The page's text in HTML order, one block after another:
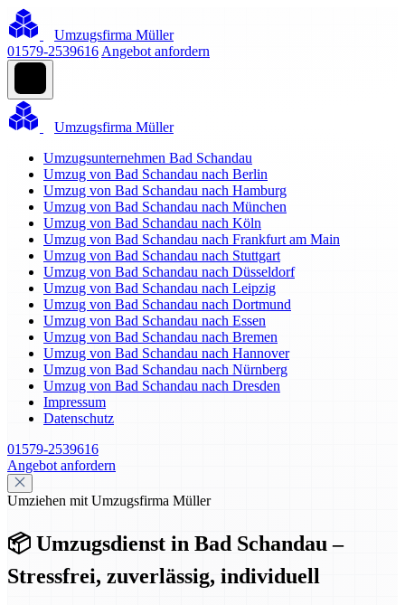
Umzugsfirma Müller
01579-2539616 Angebot anfordern
Umzugsfirma Müller
Umzugsunternehmen Bad Schandau
Umzug von Bad Schandau nach Berlin
Umzug von Bad Schandau nach Hamburg
Umzug von Bad Schandau nach München
Umzug von Bad Schandau nach Köln
Umzug von Bad Schandau nach Frankfurt am Main
Umzug von Bad Schandau nach Stuttgart
Umzug von Bad Schandau nach Düsseldorf
Umzug von Bad Schandau nach Leipzig
Umzug von Bad Schandau nach Dortmund
Umzug von Bad Schandau nach Essen
Umzug von Bad Schandau nach Bremen
Umzug von Bad Schandau nach Hannover
Umzug von Bad Schandau nach Nürnberg
Umzug von Bad Schandau nach Dresden
Impressum
Datenschutz
01579-2539616
Angebot anfordern
Umziehen mit Umzugsfirma Müller
📦 Umzugsdienst in Bad Schandau –
Stressfrei, zuverlässig, individuell